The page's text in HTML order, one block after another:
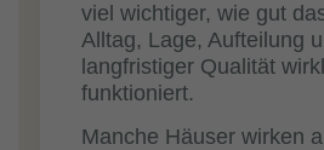
viel wichtiger, wie gut
Alltag, Lage, Aufteilung
langfristiger Qualität
funktioniert.
Manche Häuser wirken